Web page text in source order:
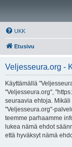
UKK
Etusivu
Veljesseura.org -
Käyttämällä
"Veljesseura.org",
seuraavia ehtoja.
"Veljesseura.org"-
teemme parhaamme
lukea nämä ehdot
että hyväksyt nämä